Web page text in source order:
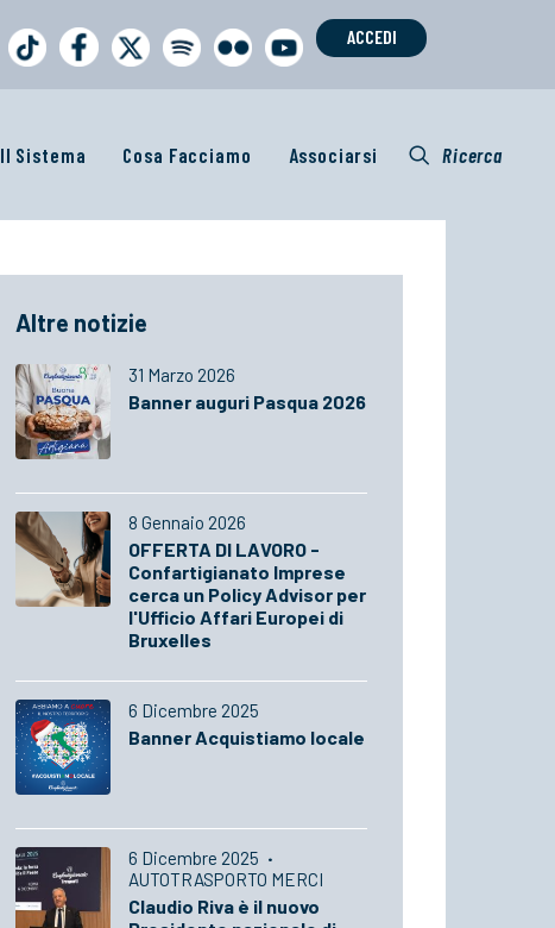
ACCEDI
Il Sistema Cosa Facciamo Associarsi Ricerca
Altre notizie
31 Marzo 2026
Banner auguri Pasqua 2026
8 Gennaio 2026
OFFERTA DI LAVORO -
Confartigianato Imprese
cerca un Policy Advisor per
l'Ufficio Affari Europei di
Bruxelles
6 Dicembre 2025
Banner Acquistiamo locale
6 Dicembre 2025 ·
AUTOTRASPORTO MERCI
Claudio Riva è il nuovo